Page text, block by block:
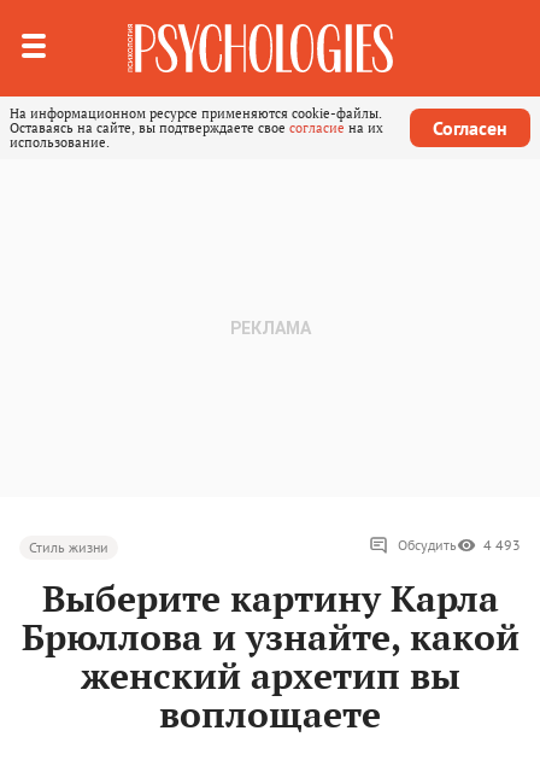
На информационном ресурсе применяются cookie-файлы.
Оставаясь на сайте, вы подтверждаете свое согласие на их
использование.
Согласен
Стиль жизни Обсудить 4 493
Выберите картину Карла
Брюллова и узнайте, какой
женский архетип вы
воплощаете